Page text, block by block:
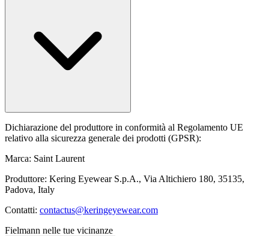
Dichiarazione del produttore in conformità al Regolamento UE
relativo alla sicurezza generale dei prodotti (GPSR):
Marca: Saint Laurent
Produttore: Kering Eyewear S.p.A., Via Altichiero 180, 35135,
Padova, Italy
Contatti: contactus@keringeyewear.com
Fielmann nelle tue vicinanze